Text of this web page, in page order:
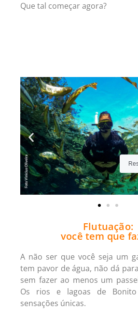
Que tal começar agora?
Flutuação:
você tem que
A não ser que você seja um
tem pavor de água, não dá
sem fazer ao menos um
Os rios e lagoas de Bonito
sensações únicas.